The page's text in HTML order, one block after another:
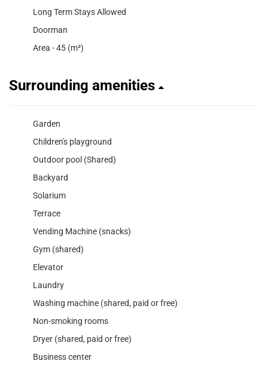
Long Term Stays Allowed
Doorman
Area - 45 (m²)
Surrounding amenities
Garden
Children's playground
Outdoor pool (Shared)
Backyard
Solarium
Terrace
Vending Machine (snacks)
Gym (shared)
Elevator
Laundry
Washing machine (shared, paid or free)
Non-smoking rooms
Dryer (shared, paid or free)
Business center